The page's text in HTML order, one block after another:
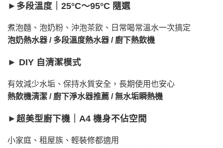
►多段溫度｜25°C〜95°C 隨選
煮泡麵、泡奶粉、沖泡茶飲、日常喝常溫水一次搞定
泡奶熱水器 / 多段溫度熱水器 / 廚下熱飲機
► DIY 自清潔模式
有效減少水垢、保持水質安全，長期使用也安心
熱飲機清潔 / 廚下淨水器推薦 / 無水垢瞬熱機
►超美型廚下機｜A4 機身不佔空間
小家庭、租屋族、輕裝修都適用